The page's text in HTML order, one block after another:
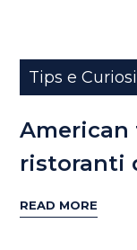
Tips e
American
ristoranti
READ MORE